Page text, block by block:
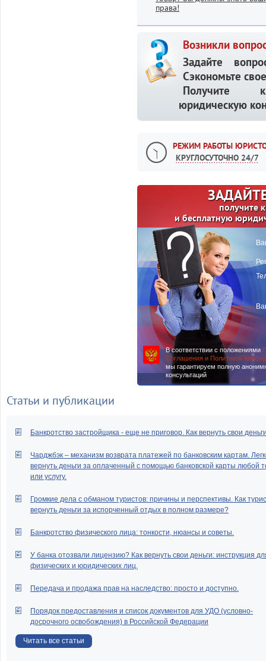
права!
Возникли
Задайте
Сэкономьте
Получите
юридическую
РЕЖИМ РАБОТЫ
КРУГЛОСУТОЧНО 24/7
получите
и бесплатную
В соответствии с положениями
Соглашения и Политикой
мы гарантируем полную
консультаций
Статьи и публикации
Банкротство застройщика - еще не приговор. Как вернуть свои
Чарджбэк – механизм возврата платежей по банковским картам.
вернуть деньги за оплаченный с помощью банковской карты любой
или услугу.
Громкие дела с обманом туристов: причины и перспективы. Как
вернуть деньги за испорченный отдых в полном размере?
Банкротство физического лица: тонкости, нюансы и советы.
У банка отозвали лицензию? Как вернуть свои деньги: инструкция
физических и юридических лиц.
Передача и продажа прав на наследство: просто и доступно.
Порядок предоставления и список документов для УДО (условно-
досрочного освобождения) в Российской Федерации
Читать все статьи